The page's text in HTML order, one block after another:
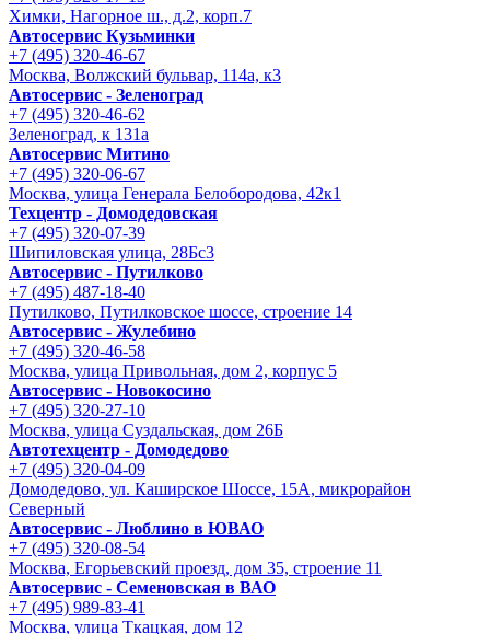
Химки, Нагорное ш., д.2, корп.7
Автосервис Кузьминки
+7 (495) 320-46-67
Москва, Волжский бульвар, 114а, к3
Автосервис - Зеленоград
+7 (495) 320-46-62
Зеленоград, к 131а
Автосервис Митино
+7 (495) 320-06-67
Москва, улица Генерала Белобородова, 42к1
Техцентр - Домодедовская
+7 (495) 320-07-39
Шипиловская улица, 28Бс3
Автосервис - Путилково
+7 (495) 487-18-40
Путилково, Путилковское шоссе, строение 14
Автосервис - Жулебино
+7 (495) 320-46-58
Москва, улица Привольная, дом 2, корпус 5
Автосервис - Новокосино
+7 (495) 320-27-10
Москва, улица Суздальская, дом 26Б
Автотехцентр - Домодедово
+7 (495) 320-04-09
Домодедово, ул. Каширское Шоссе, 15А, микрорайон
Северный
Автосервис - Люблино в ЮВАО
+7 (495) 320-08-54
Москва, Егорьевский проезд, дом 35, строение 11
Автосервис - Семеновская в ВАО
+7 (495) 989-83-41
Москва, улица Ткацкая, дом 12